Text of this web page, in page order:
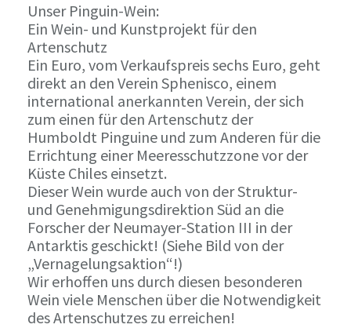
Unser Pinguin-Wein:
Ein Wein- und Kunstprojekt für den
Artenschutz
Ein Euro, vom Verkaufspreis sechs Euro, geht
direkt an den Verein Sphenisco, einem
international anerkannten Verein, der sich
zum einen für den Artenschutz der
Humboldt Pinguine und zum Anderen für die
Errichtung einer Meeresschutzzone vor der
Küste Chiles einsetzt.
Dieser Wein wurde auch von der Struktur-
und Genehmigungsdirektion Süd an die
Forscher der Neumayer-Station III in der
Antarktis geschickt! (Siehe Bild von der
„Vernagelungsaktion“!)
Wir erhoffen uns durch diesen besonderen
Wein viele Menschen über die Notwendigkeit
des Artenschutzes zu erreichen!